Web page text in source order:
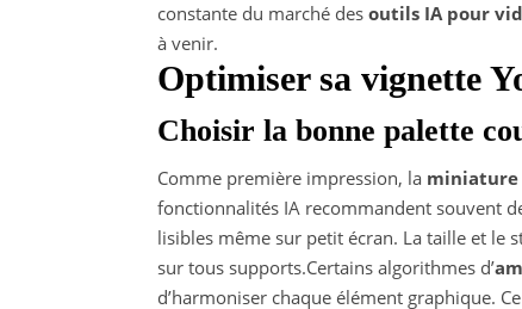
constante du marché des outils IA pour
à venir.
Optimiser sa vignette
Choisir la bonne palette
Comme première impression, la miniature
fonctionnalités IA recommandent souvent
lisibles même sur petit écran. La taille et le
sur tous supports.Certains algorithmes d’
d’harmoniser chaque élément graphique.